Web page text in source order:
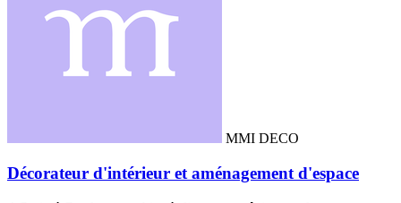
MMI DECO
Décorateur d'intérieur et aménagement d'espace